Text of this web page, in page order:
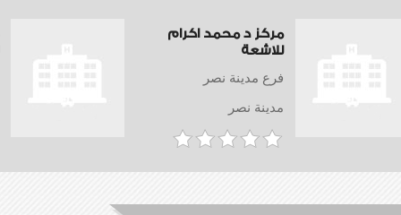
مركز د محمد اكرام
للاشعة
فرع مدينة نصر
مدينة نصر